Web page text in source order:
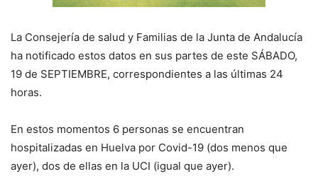
La Consejería de salud y Familias de la Junta de Andalucía
ha notificado estos datos en sus partes de este SÁBADO,
19 de SEPTIEMBRE, correspondientes a las últimas 24
horas.
En estos momentos 6 personas se encuentran
hospitalizadas en Huelva por Covid-19 (dos menos que
ayer), dos de ellas en la UCI (igual que ayer).